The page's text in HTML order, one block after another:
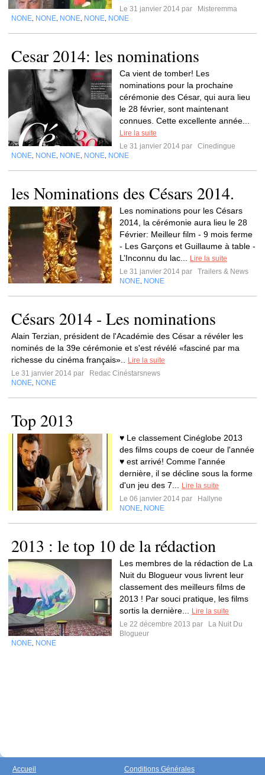
Le 31 janvier 2014 par
Misteremma
NONE NONE NONE NONE NONE
Cesar 2014: les nominations
Ca vient de tomber! Les
nominations pour la prochaine
cérémonie des César, qui aura lieu
le 28 février, sont maintenant
connues. Cette excellente année...
Lire la suite
Le 31 janvier 2014 par
Cinedingue
NONE NONE NONE NONE NONE
les Nominations des Césars 2014.
Les nominations pour les Césars
2014, la cérémonie aura lieu le 28
Février: Meilleur film - 9 mois ferme
- Les Garçons et Guillaume à table -
L’Inconnu du lac...
Lire la suite
Le 31 janvier 2014 par
Trailers & News
NONE NONE
Césars 2014 - Les nominations
Alain Terzian, président de l'Académie des César a révéler les
nominés de la 39e cérémonie et s'est révélé «fasciné par ma
richesse du cinéma français»..
Lire la suite
Le 31 janvier 2014 par
Redac Cinéstarsnews
NONE NONE
Top 2013
♥ Le classement Cinéglobe 2013
des films coups de coeur de l'année
♥ est arrivé! Comme l'année
dernière, il se décline sous la forme
d'un jeu des 7...
Lire la suite
Le 06 janvier 2014 par
Hallyne
NONE NONE
2013 : le top 10 de la rédaction
Les membres de la rédaction de La
Nuit du Blogueur vous livrent leur
classement des meilleurs films de
2013 ! Par souci pratique, les films
sortis la dernière...
Lire la suite
Le 22 décembre 2013 par
La Nuit Du
Blogueur
NONE NONE
Accueil Conditions Générales